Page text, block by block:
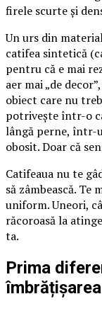
firele scurte și
Un urs din
catifea sintetică
pentru că e mai
aer mai „de
obiect care nu
potrivește într-o
lângă perne, într-
obosit. Doar că
Catifeaua nu te
să zâmbească. Te
uniform. Uneori,
răcoroasă la
ta.
Prima
îmbrățișarea